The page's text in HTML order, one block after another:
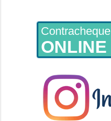
Contracheque
ONLINE